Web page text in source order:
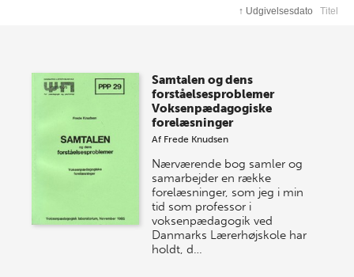
↑ Udgivelsesdato Titel
Samtalen og dens
forståelsesproblemer
Voksenpædagogiske
forelæsninger
Af Frede Knudsen
Nærværende bog samler og
samarbejder en række
forelæsninger, som jeg i min
tid som professor i
voksenpædagogik ved
Danmarks Lærerhøjskole har
holdt, d…